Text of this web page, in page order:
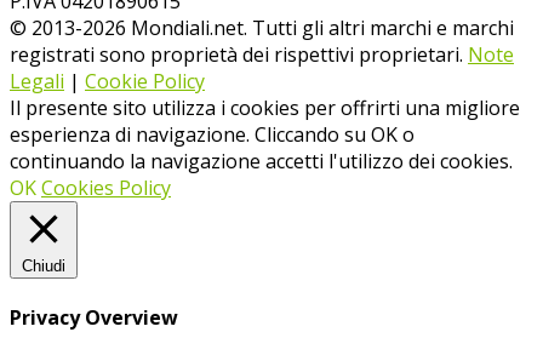
© 2013-2026 Mondiali.net. Tutti gli altri marchi e marchi
registrati sono proprietà dei rispettivi proprietari. Note
Legali | Cookie Policy
Il presente sito utilizza i cookies per offrirti una migliore
esperienza di navigazione. Cliccando su OK o
continuando la navigazione accetti l'utilizzo dei cookies.
OKCookies Policy
Chiudi
Privacy Overview